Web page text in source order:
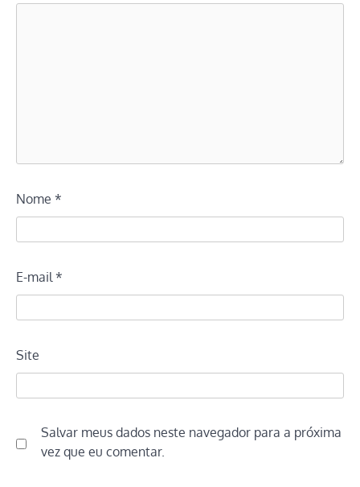
Nome *
E-mail*
Site
Salvar meus dados neste navegador para a próxima
vez que eu comentar.